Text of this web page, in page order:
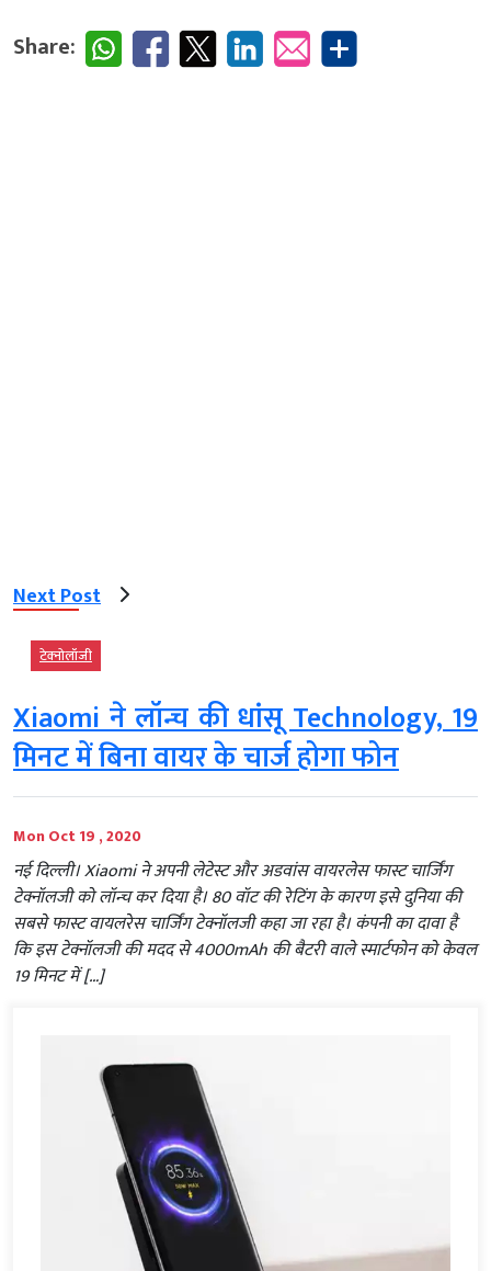
Share:
Next Post
टेक्‍नोलॉजी
Xiaomi ने लॉन्च की धांसू Technology, 19
मिनट में बिना वायर के चार्ज होगा फोन
Mon Oct 19 , 2020
नई दिल्ली। Xiaomi ने अपनी लेटेस्ट और अडवांस वायरलेस फास्ट चार्जिंग
टेक्नॉलजी को लॉन्च कर दिया है। 80 वॉट की रेटिंग के कारण इसे दुनिया की
सबसे फास्ट वायलरेस चार्जिंग टेक्नॉलजी कहा जा रहा है। कंपनी का दावा है
कि इस टेक्नॉलजी की मदद से 4000mAh की बैटरी वाले स्मार्टफोन को केवल
19 मिनट में […]